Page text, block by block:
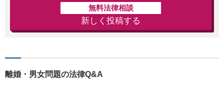
無料法律相談
新しく投稿する
離婚・男女問題の法律Q&A